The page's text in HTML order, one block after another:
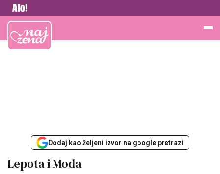
Vesti
Najžena
Dodaj kao željeni izvor na google pretrazi
Lepota i Moda